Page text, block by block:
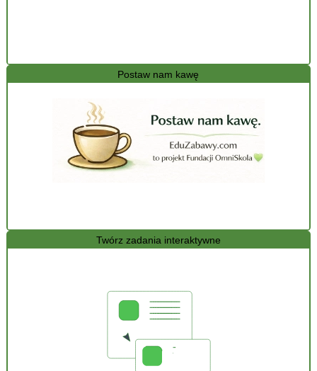
Postaw nam kawę
Twórz zadania interaktywne